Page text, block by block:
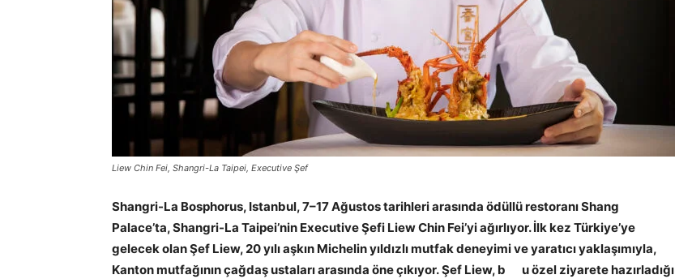
Liew Chin Fei, Shangri-La Taipei, Executive Şef
Shangri-La Bosphorus, Istanbul, 7–17 Ağustos tarihleri arasında ödüllü restoranı Shang
Palace’ta, Shangri-La Taipei’nin Executive Şefi Liew Chin Fei’yi ağırlıyor. İlk kez Türkiye’ye
gelecek olan Şef Liew, 20 yılı aşkın Michelin yıldızlı mutfak deneyimi ve yaratıcı yaklaşımıyla,
Kanton mutfağının çağdaş ustaları arasında öne çıkıyor.Şef Liew, b
u özel ziyarete hazırladığı